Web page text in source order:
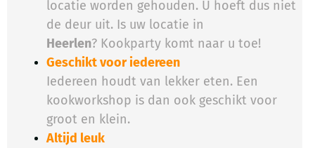
locatie worden gehouden. U hoeft dus niet
de deur uit. Is uw locatie in
Heerlen? Kookparty komt naar u toe!
Geschikt voor iedereen
Iedereen houdt van lekker eten. Een
kookworkshop is dan ook geschikt voor
groot en klein.
Altijd leuk